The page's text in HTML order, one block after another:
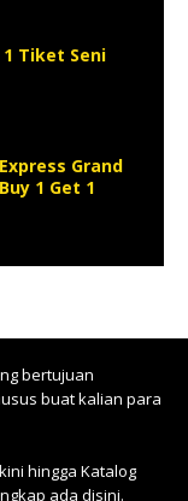
1 Tiket Seni
Grand
1 Get 1
bertujuan
buat kalian para
hingga Katalog
ada disini.